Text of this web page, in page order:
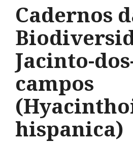
Cadernos
Jacinto-
campos
hispanica)